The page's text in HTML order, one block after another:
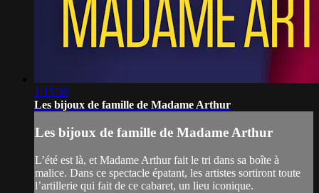
1:15:38
Les bijoux de famille de Madame Arthur
Les bijoux de famille de Madame Arthur
L’été est là, et Madame Arthur fait le tri dans sa boîte à
malice. Dans ce spectacle épatant, les artistes sortiront toute
l’artillerie qui fait de ce cabaret, un lieu iconique.